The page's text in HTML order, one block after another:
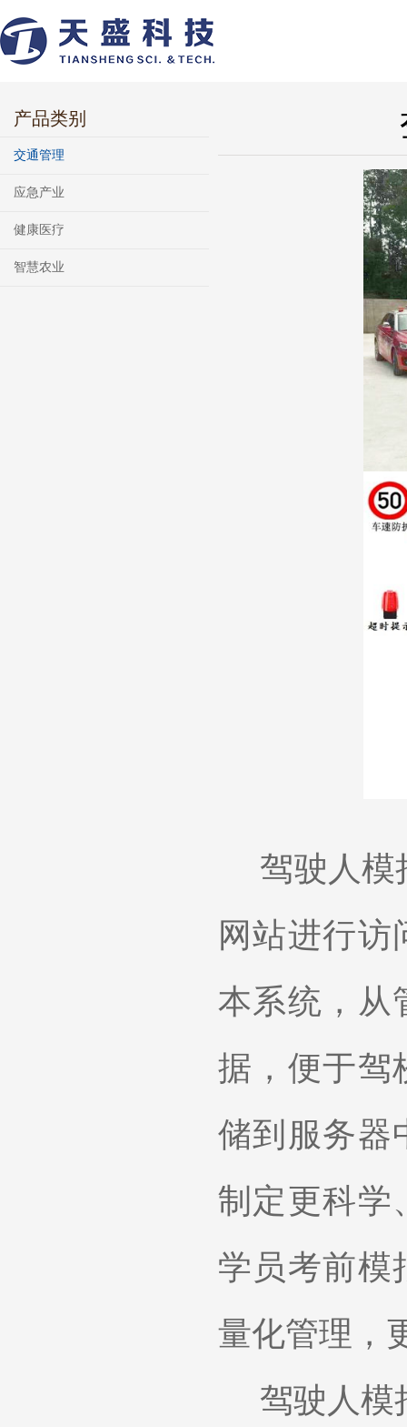
产品类别
交通管理
应急产业
健康医疗
智慧农业
驾驶人模
网站进行
本系统，从
据，便于驾
储到服务器
制定更科学
学员考前模
量化管理，
驾驶人模